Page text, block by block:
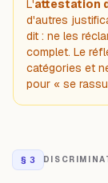
L'attestation
d'autres
dit : ne les
complet. Le
catégories et
pour « se
§ 3